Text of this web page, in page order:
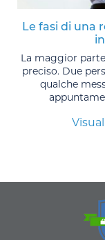
Le fasi di una
La maggior
preciso. Due
qualche